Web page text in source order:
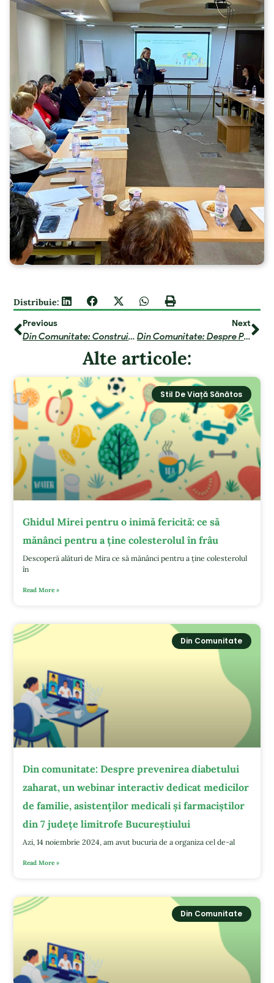
Distribuie:
Previous
Din Comunitate: Construirea Rețelei Comunitare ”Ai Grijă De Sănătatea Ta!” În Județul Ialomița
Next
Din Comunitate: Despre Prevenirea Diabetului Zaharat, Un Webinar Interactiv Dedicat Medicilor De Familie, Asistenților Medicali Și Farmaciștilor Din 7 Județe Limitrofe Bucureștiului
Alte articole:
Stil De Viață Sănătos
Ghidul Mirei pentru o inimă fericită: ce să
mănânci pentru a ține colesterolul în frâu
Descoperă alături de Mira ce să mănânci pentru a ține colesterolul
în
Read More »
Din Comunitate
Din comunitate: Despre prevenirea diabetului
zaharat, un webinar interactiv dedicat medicilor
de familie, asistenților medicali și farmaciștilor
din 7 județe limitrofe Bucureștiului
Azi, 14 noiembrie 2024, am avut bucuria de a organiza cel de-al
Read More »
Din Comunitate